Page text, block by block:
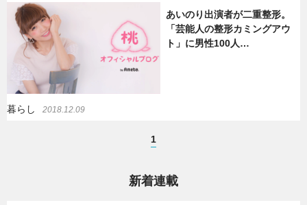
あいのり出演者が二重整形。
「芸能人の整形カミングアウ
ト」に男性100人…
暮らし 2018.12.09
1
新着連載